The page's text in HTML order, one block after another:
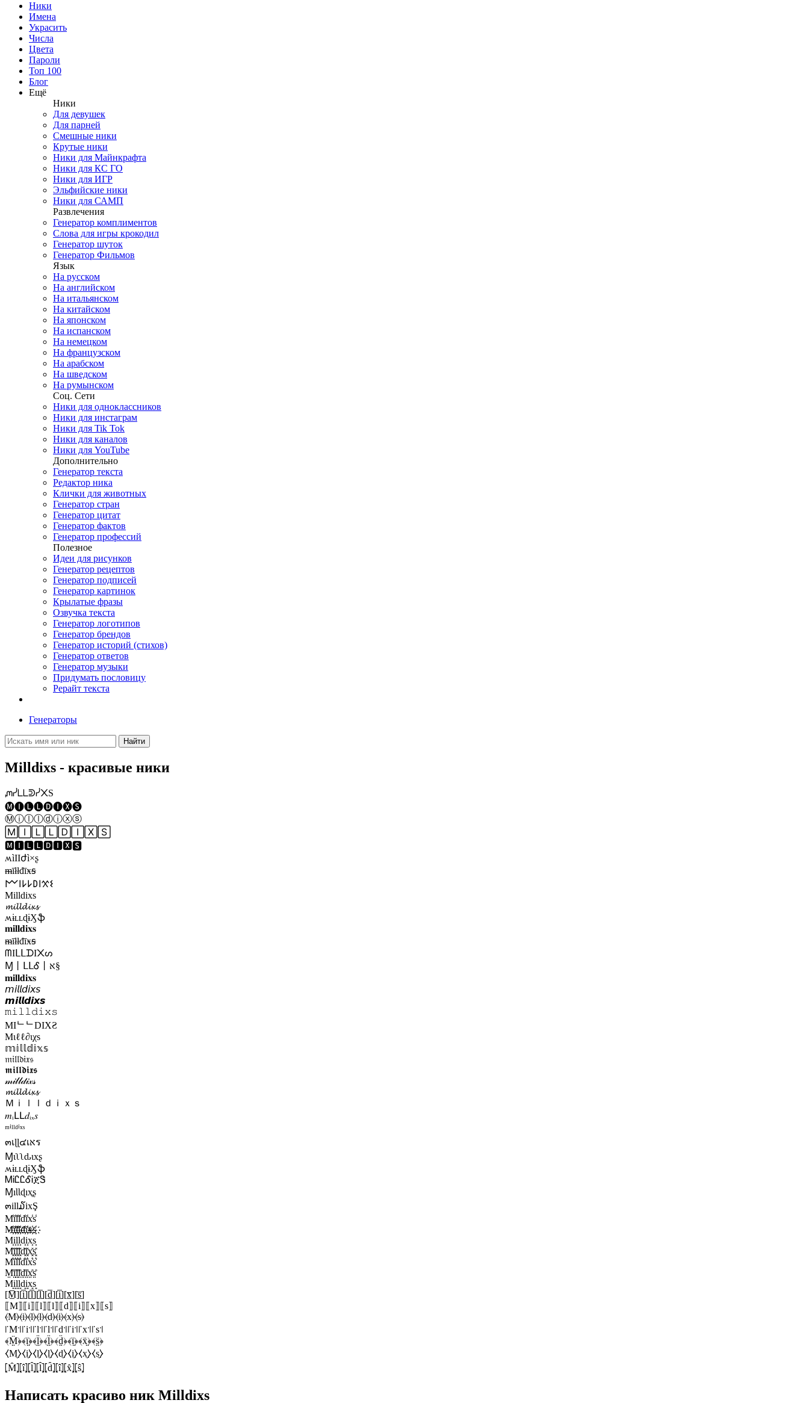
Ники
Имена
Украсить
Числа
Цвета
Пароли
Топ 100
Блог
Ещё
Ники
Для девушек
Для парней
Смешные ники
Крутые ники
Ники для Майнкрафта
Ники для КС ГО
Ники для ИГР
Эльфийские ники
Ники для САМП
Развлечения
Генератор комплиментов
Слова для игры крокодил
Генератор шуток
Генератор Фильмов
Язык
На русском
На английском
На итальянском
На китайском
На японском
На испанском
На немецком
На французском
На арабском
На шведском
На румынском
Соц. Сети
Ники для одноклассников
Ники для инстаграм
Ники для Tik Tok
Ники для каналов
Ники для YouTube
Дополнительно
Генератор текста
Редактор ника
Клички для животных
Генератор стран
Генератор цитат
Генератор фактов
Генератор профессий
Полезное
Идеи для рисунков
Генератор рецептов
Генератор подписей
Генератор картинок
Крылатые фразы
Озвучка текста
Генератор логотипов
Генератор брендов
Генератор историй (стихов)
Генератор ответов
Генератор музыки
Придумать пословицу
Рерайт текста
Генераторы
Найти
Milldixs - красивые ники
ᘻᓰᒪᒪᕲᓰ᙭S
🅜🅘🅛🅛🅓🅘🅧🅢
Ⓜⓘⓛⓛⓓⓘⓧⓢ
🄼🄸🄻🄻🄳🄸🅇🅂
🅼🅸🅻🅻🅳🅸🆇🆂
ʍìӀӀժì×ʂ
ᵯīłłđīӿꞩ
𐌌𐌉𐌋𐌋𐌃𐌉𐋄𐌔
Milldixs
𝓶𝓲𝓵𝓵𝓭𝓲𝔁𝓼
ʍɨʟʟɖɨӼֆ
𝐦𝐢𝐥𝐥𝐝𝐢𝐱𝐬
ᵯīłłđīӿꞩ
ᗰIᒪᒪᗪI᙭ᔕ
Ɱ丨ᒪᒪᎴ丨א§
𝐦𝐢𝐥𝐥𝐝𝐢𝐱𝐬
𝘮𝘪𝘭𝘭𝘥𝘪𝘹𝘴
𝙢𝙞𝙡𝙡𝙙𝙞𝙭𝙨
𝚖𝚒𝚕𝚕𝚍𝚒𝚡𝚜
MIᄂᄂDIXƧ
Мιℓℓ∂ιχѕ
𝕞𝕚𝕝𝕝𝕕𝕚𝕩𝕤
𝔪𝔦𝔩𝔩𝔡𝔦𝔵𝔰
𝖒𝖎𝖑𝖑𝖉𝖎𝖝𝖘
𝓂𝒾𝓁𝓁𝒹𝒾𝓍𝓈
𝓶𝓲𝓵𝓵𝓭𝓲𝔁𝓼
Ｍｉｌｌｄｉｘｓ
𝑚ᵢԼԼ𝑑ᵢₓ𝑠
ᵐⁱˡˡᵈⁱˣˢ
๓เɭɭ๔เאร
Ɱιʅʅԃιxʂ
ʍɨʟʟɖɨӼֆ
ᎷᎥᏝᏝᎴᎥጀᏕ
ⱮıƖƖɖıҳʂ
๓ill໓ixŞ
M̾i̾l̾l̾d̾i̾x̾s̾
M҉i҉l҉l҉d҉i҉x҉s҉
M͎i͎l͎l͎d͎i͎x͎s͎
M͓̽i͓̽l͓̽l͓̽d͓̽i͓̽x͓̽s͓̽
M͛i͛l͛l͛d͛i͛x͛s͛
M̤̊i̤̊l̤̊l̤̊d̤̊i̤̊x̤̊s̤̊
M͙i͙l͙l͙d͙i͙x͙s͙
[M̲̅][i̲̅][l̲̅][l̲̅][d̲̅][i̲̅][x̲̅][s̲̅]
⟦M⟧⟦i⟧⟦l⟧⟦l⟧⟦d⟧⟦i⟧⟦x⟧⟦s⟧
⦑M⦒⦑i⦒⦑l⦒⦑l⦒⦑d⦒⦑i⦒⦑x⦒⦑s⦒
꜍M꜉꜍i꜉꜍l꜉꜍l꜉꜍d꜉꜍i꜉꜍x꜉꜍s꜉
﴾M̤̈﴿﴾ï̤﴿﴾l̤̈﴿﴾l̤̈﴿﴾d̤̈﴿﴾ï̤﴿﴾ẍ̤﴿﴾s̤̈﴿
⧼M̼⧽⧼i̼⧽⧼l̼⧽⧼l̼⧽⧼d̼⧽⧼i̼⧽⧼x̼⧽⧼s̼⧽
⦏M̂⦎⦏î⦎⦏l̂⦎⦏l̂⦎⦏d̂⦎⦏î⦎⦏x̂⦎⦏ŝ⦎
Написать красиво ник Milldixs